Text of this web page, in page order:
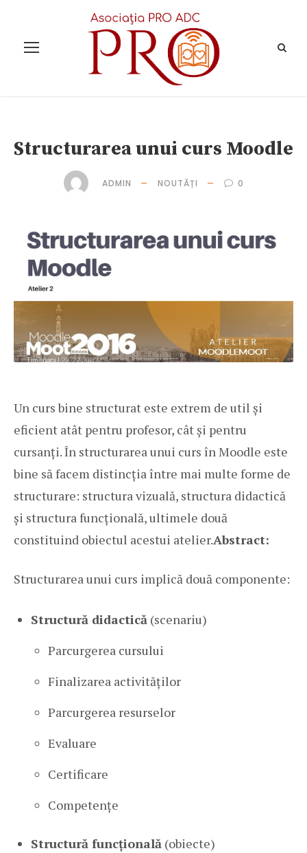
Structurarea unui curs Moodle
ADMIN NOUTĂȚI 0
Un curs bine structurat este extrem de util și
eficient atât pentru profesor, cât și pentru
cursanți. În structurarea unui curs în Moodle este
bine să facem distincția între mai multe forme de
structurare: structura vizuală, structura didactică
și structura funcțională, ultimele două
constituind obiectul acestui atelier.Abstract:
Structurarea unui curs implică două componente:
Structură didactică (scenariu)
Parcurgerea cursului
Finalizarea activităților
Parcurgerea resurselor
Evaluare
Certificare
Competențe
Structură funcțională (obiecte)